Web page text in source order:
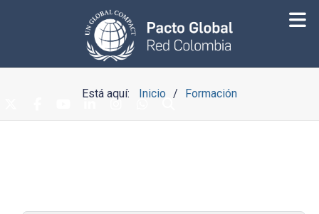
Está aquí: Inicio Formación